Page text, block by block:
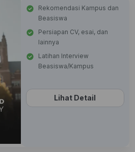
Rekomendasi Kampus dan
Beasiswa
Persiapan CV, esai, dan
lainnya
Latihan Interview
Beasiswa/Kampus
Lihat Detail